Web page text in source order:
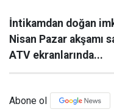
İntikamdan doğan
Nisan Pazar akşamı
ATV ekranlarında...
Abone ol